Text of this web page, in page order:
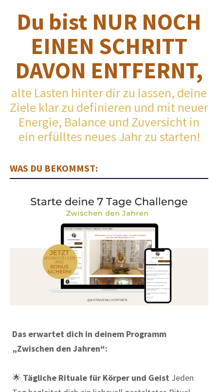
Du bist NUR NOCH
EINEN SCHRITT
DAVON ENTFERNT,
alte Lasten hinter dir zu lassen, deine
Ziele klar zu definieren und mit neuer
Energie, Balance und Zuversicht in
ein erfülltes neues Jahr zu starten!
WAS DU BEKOMMST:
Das erwartet dich in deinem Programm
„Zwischen den Jahren“:
🌟 Tägliche Rituale für Körper und Geist Jeden